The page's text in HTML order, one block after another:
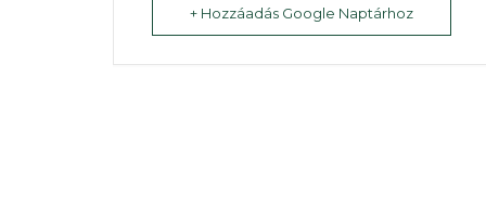
+ Hozzáadás Google Naptárhoz